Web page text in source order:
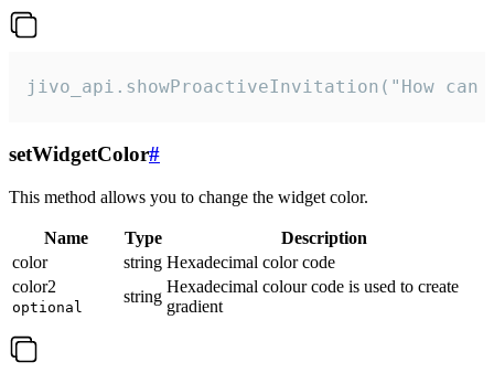
jivo_api.showProactiveInvitation("How
setWidgetColor#
This method allows you to change the widget color.
Name Type
Description
color
string Hexadecimal color code
color2
optional
string
Hexadecimal colour code is used to create
gradient